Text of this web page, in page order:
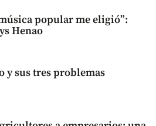
popular me eligió”:
Henao
y sus tres problemas